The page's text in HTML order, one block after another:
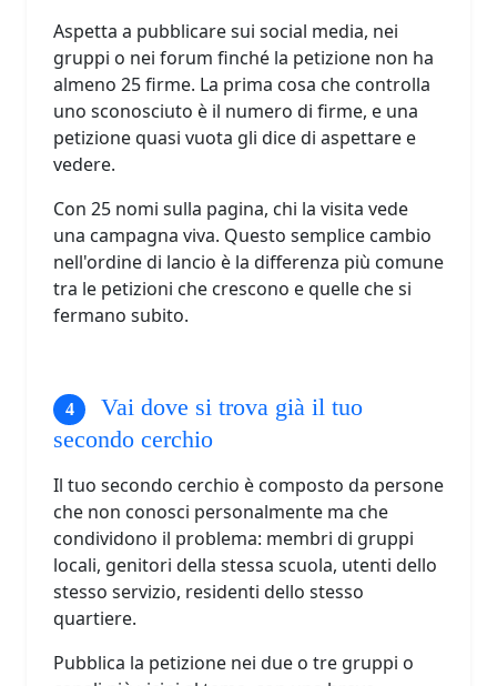
Aspetta a pubblicare sui social media, nei
gruppi o nei forum finché la petizione non ha
almeno 25 firme. La prima cosa che controlla
uno sconosciuto è il numero di firme, e una
petizione quasi vuota gli dice di aspettare e
vedere.
Con 25 nomi sulla pagina, chi la visita vede
una campagna viva. Questo semplice cambio
nell'ordine di lancio è la differenza più comune
tra le petizioni che crescono e quelle che si
fermano subito.
Vai dove si trova già il tuo
secondo cerchio
Il tuo secondo cerchio è composto da persone
che non conosci personalmente ma che
condividono il problema: membri di gruppi
locali, genitori della stessa scuola, utenti dello
stesso servizio, residenti dello stesso
quartiere.
Pubblica la petizione nei due o tre gruppi o